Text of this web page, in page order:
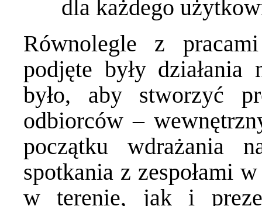
dla każdego
Równolegle z
podjęte były
było, aby stworzyć
odbiorców –
początku wdrażania
spotkania z zespołami
w terenie, jak i